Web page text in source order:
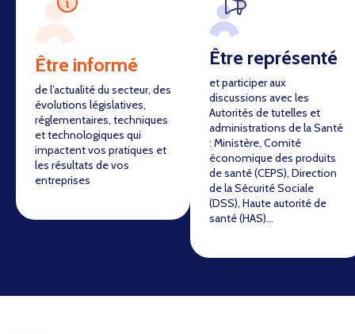
Être informé
de l’actualité du secteur, des
évolutions législatives,
réglementaires, techniques
et technologiques qui
impactent vos pratiques et
les résultats de vos
entreprises
Être représenté
et participer aux
discussions avec les
Autorités de tutelles et
administrations de la Santé
: Ministère, Comité
économique des produits
de santé (CEPS), Direction
de la Sécurité Sociale
(DSS), Haute autorité de
santé (HAS)…